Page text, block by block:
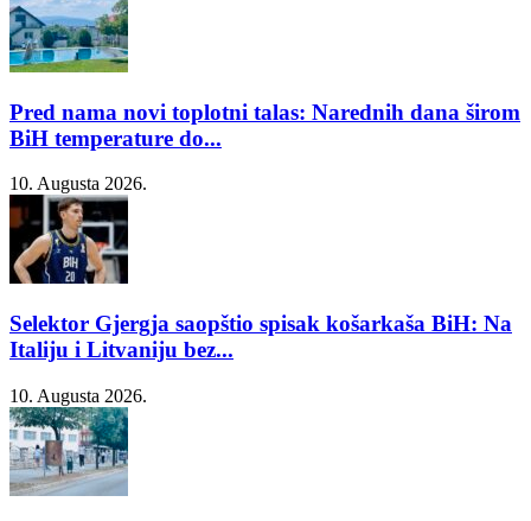
Pred nama novi toplotni talas: Narednih dana širom
BiH temperature do...
10. Augusta 2026.
Selektor Gjergja saopštio spisak košarkaša BiH: Na
Italiju i Litvaniju bez...
10. Augusta 2026.